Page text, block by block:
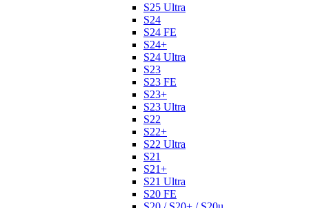
S25 Ultra
S24
S24 FE
S24+
S24 Ultra
S23
S23 FE
S23+
S23 Ultra
S22
S22+
S22 Ultra
S21
S21+
S21 Ultra
S20 FE